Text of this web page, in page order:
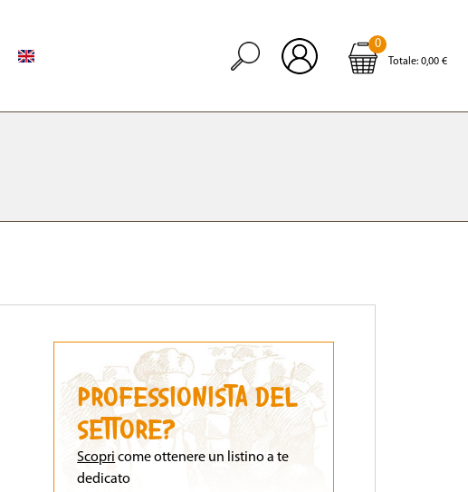
Open
0
Totale: 0,00 €
PROFESSIONISTA DEL
SETTORE?
Scopri come ottenere un listino a te
dedicato